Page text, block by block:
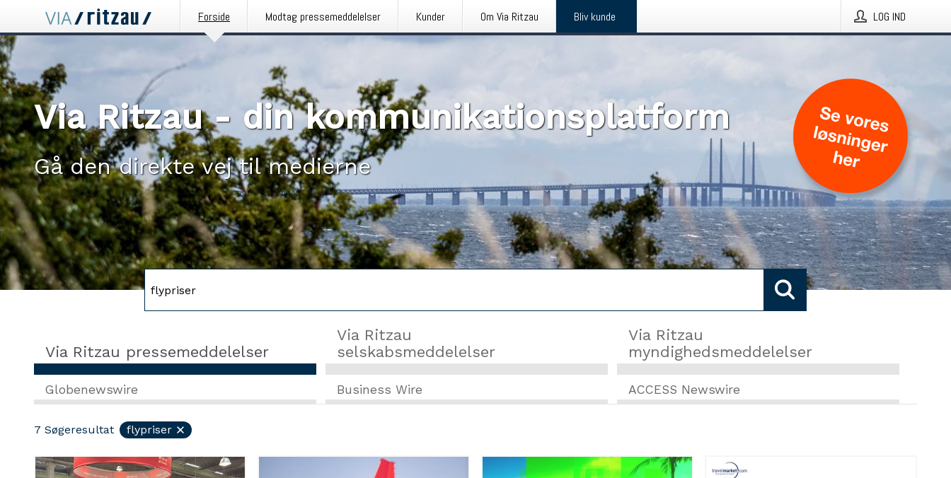
Forside Modtag pressemeddelelser Kunder Om Via Ritzau Bliv kunde LOG IND
Via Ritzau - din kommunikationsplatform
Gå den direkte vej til medierne
Via Ritzau pressemeddelelser
Via Ritzau
selskabsmeddelelser
Via Ritzau
myndighedsmeddelelser
Globenewswire Business Wire ACCESS Newswire
7 Søgeresultat flypriser